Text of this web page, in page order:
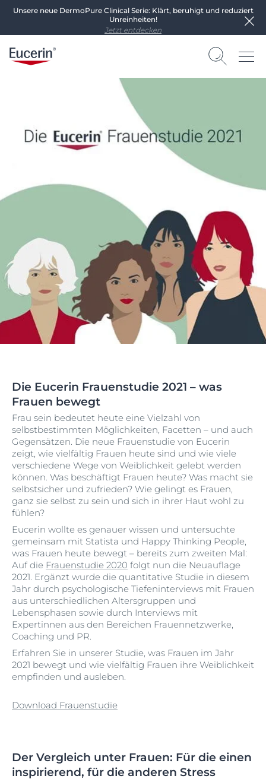
Unsere neue DermoPure Clinical Serie: Klärt, beruhigt und reduziert
Unreinheiten!
Jetzt entdecken
Die Eucerin Frauenstudie 2021 – was
Frauen bewegt
Frau sein bedeutet heute eine Vielzahl von
selbstbestimmten Möglichkeiten, Facetten – und auch
Gegensätzen. Die neue Frauenstudie von Eucerin
zeigt, wie vielfältig Frauen heute sind und wie viele
verschiedene Wege von Weiblichkeit gelebt werden
können. Was beschäftigt Frauen heute? Was macht sie
selbstsicher und zufrieden? Wie gelingt es Frauen,
ganz sie selbst zu sein und sich in ihrer Haut wohl zu
fühlen?
Eucerin wollte es genauer wissen und untersuchte
gemeinsam mit Statista und Happy Thinking People,
was Frauen heute bewegt – bereits zum zweiten Mal:
Auf die Frauenstudie 2020 folgt nun die Neuauflage
2021. Ergänzt wurde die quantitative Studie in diesem
Jahr durch psychologische Tiefeninterviews mit Frauen
aus unterschiedlichen Altersgruppen und
Lebensphasen sowie durch Interviews mit
Expertinnen aus den Bereichen Frauennetzwerke,
Coaching und PR.
Erfahren Sie in unserer Studie, was Frauen im Jahr
2021 bewegt und wie vielfältig Frauen ihre Weiblichkeit
empfinden und ausleben.
Download Frauenstudie
Der Vergleich unter Frauen: Für die einen
inspirierend, für die anderen Stress